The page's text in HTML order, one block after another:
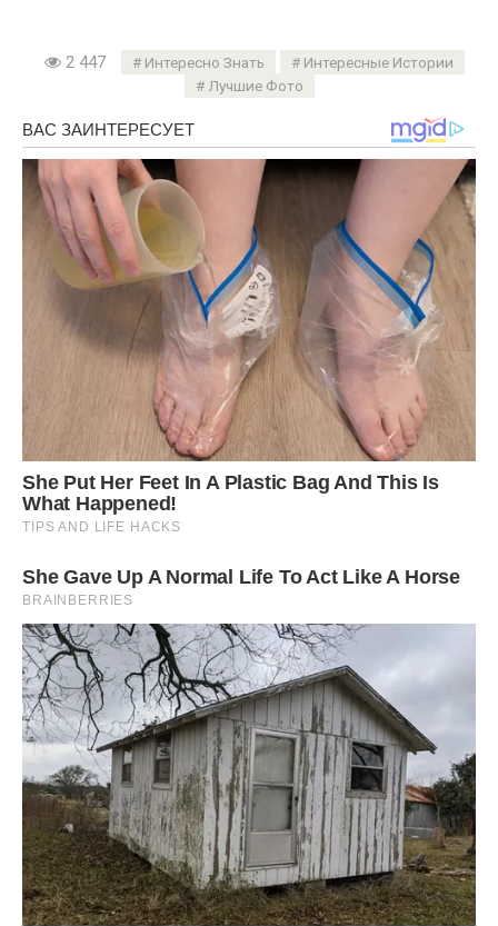
2 447 Интересно Знать
Интересные Истории
Лучшие Фото